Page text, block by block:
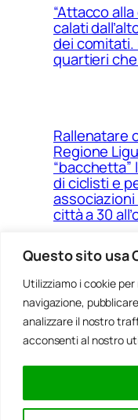
Questo sito usa
Utilizziamo i cookie
navigazione,
analizzare il nostro
acconsenti al nostro
“Attacco
calati
dei comitati.
quartieri
Rallenatare
Regione
di ciclisti e
città a 30
Ponte
zero che
Genova
Rinnovabili,
Bocchetta